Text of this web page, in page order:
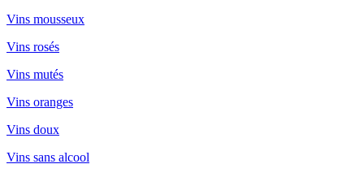
Vins mousseux
Vins rosés
Vins mutés
Vins oranges
Vins doux
Vins sans alcool